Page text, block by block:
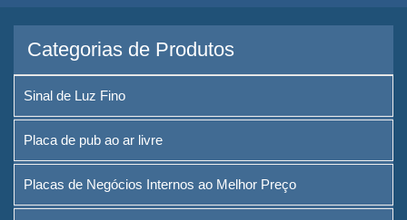
de Néon Falsas
Design de Exposição de
Garrafas de Bebidas
Chamativas
Placas de Quadro de Quadro-
Categorias de Produtos
Sinal de Luz Fino
Placa de pub ao ar livre
Placas de Negócios Internos ao Melhor Preço